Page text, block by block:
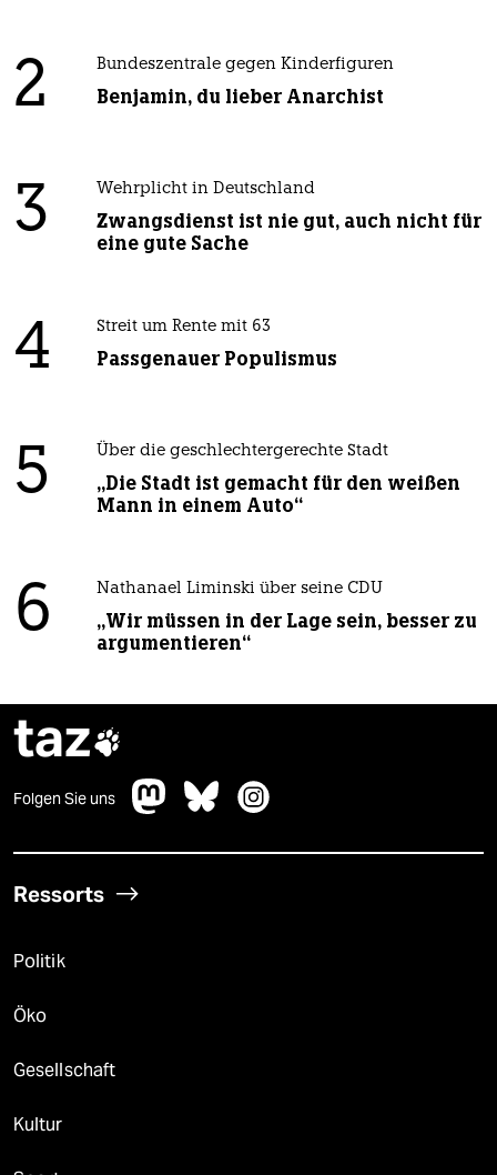
2 Bundeszentrale gegen Kinderfiguren
Benjamin, du lieber Anarchist
3 Wehrplicht in Deutschland
Zwangsdienst ist nie gut, auch nicht für
eine gute Sache
4 Streit um Rente mit 63
Passgenauer Populismus
5 Über die geschlechtergerechte Stadt
„Die Stadt ist gemacht für den weißen
Mann in einem Auto“
6 Nathanael Liminski über seine CDU
„Wir müssen in der Lage sein, besser zu
argumentieren“
taz
Folgen Sie uns
Ressorts
Politik
Öko
Gesellschaft
Kultur